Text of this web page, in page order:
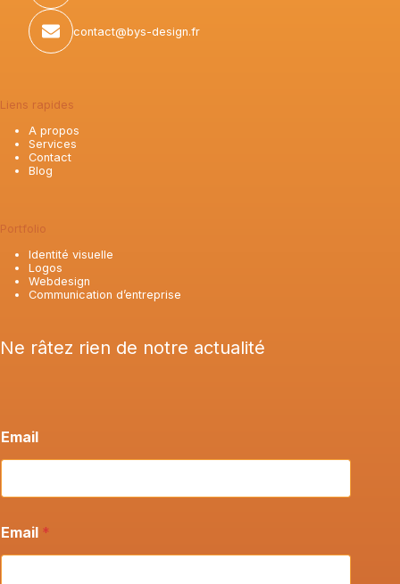
contact@bys-design.fr
Liens rapides
A propos
Services
Contact
Blog
Portfolio
Identité visuelle
Logos
Webdesign
Communication d’entreprise
Ne râtez rien de notre actualité
Email
Email *